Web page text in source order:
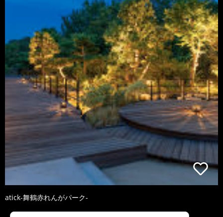
atick-舞鶴赤れんがパーク-